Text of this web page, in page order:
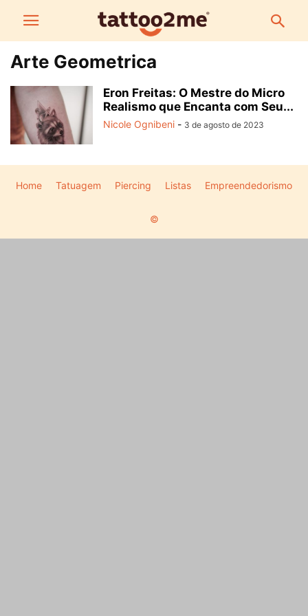
Arte Geometrica
Eron Freitas: O Mestre do Micro
Realismo que Encanta com Seu...
Nicole Ognibeni - 3 de agosto de 2023
Home Tatuagem Piercing Listas Empreendedorismo
©